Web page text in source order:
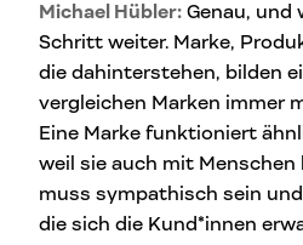
Michael Hübler: Genau, und
Schritt weiter. Marke,
die dahinterstehen, bilden
vergleichen Marken immer
Eine Marke funktioniert
weil sie auch mit Menschen
muss sympathisch sein
die sich die Kund*innen